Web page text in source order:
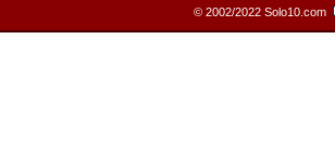
© 2002/2022 Solo10.com